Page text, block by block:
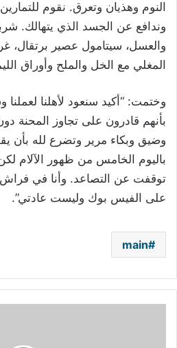
النوم وهذيان وتعرق. نقوم
وندافع عن الجسد الذي يتهالك.
المغلي مع الخل والملح وأوراق
وختمت: “أكيد سنعود لأهلنا لعملنا
بأنهم قادرون على تجاوز المحنة
وضيق وبكاء مرير وتضرع لله بأن
توقفت عن التصاعد. وأنا في
على الفيس بوك وليست عادتي”.
main